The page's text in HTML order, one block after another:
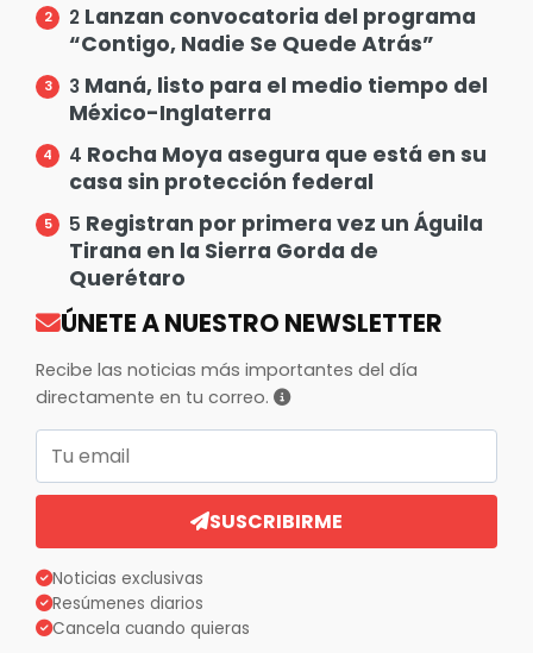
2 Lanzan convocatoria del programa
“Contigo, Nadie Se Quede Atrás”
3 Maná, listo para el medio tiempo del
México-Inglaterra
4 Rocha Moya asegura que está en su
casa sin protección federal
5 Registran por primera vez un Águila
Tirana en la Sierra Gorda de
Querétaro
ÚNETE A NUESTRO NEWSLETTER
Recibe las noticias más importantes del día
directamente en tu correo.
Correo electrónico
SUSCRIBIRME
Noticias exclusivas
Resúmenes diarios
Cancela cuando quieras